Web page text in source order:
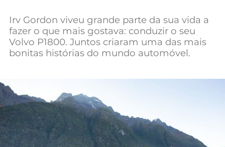
Negócios
Mundial 2026
Irv Gordon viveu grande parte da sua vida a
fazer o que mais gostava: conduzir o seu
Volvo P1800. Juntos criaram uma das mais
bonitas histórias do mundo automóvel.